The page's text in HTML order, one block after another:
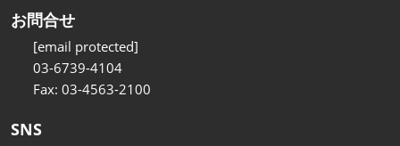
お問合せ
[email protected]
03-6739-4104
Fax: 03-4563-2100
SNS